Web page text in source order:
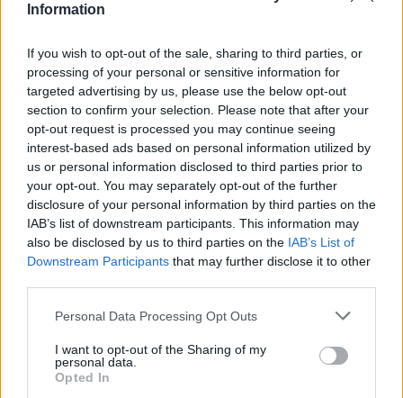
Information
If you wish to opt-out of the sale, sharing to third parties, or
processing of your personal or sensitive information for
targeted advertising by us, please use the below opt-out
section to confirm your selection. Please note that after your
opt-out request is processed you may continue seeing
interest-based ads based on personal information utilized by
us or personal information disclosed to third parties prior to
your opt-out. You may separately opt-out of the further
disclosure of your personal information by third parties on the
IAB’s list of downstream participants. This information may
also be disclosed by us to third parties on the IAB’s List of
Downstream Participants that may further disclose it to other
Please note that this website/app uses one or more Google
not limited to your visit or usage behaviour. You may click to
grant or deny consent to Google and its third-party tags to
use your data for below specified purposes in below Google
Personal Data Processing Opt Outs
I want to opt-out of the Sharing of my
personal data.
Opted In
deseos
FILTRAR POR PRECIO
FILTRAR
Precio:10€ —20€
CATEGORÍAS DEL PRODUCTO
ACRÍLICOS